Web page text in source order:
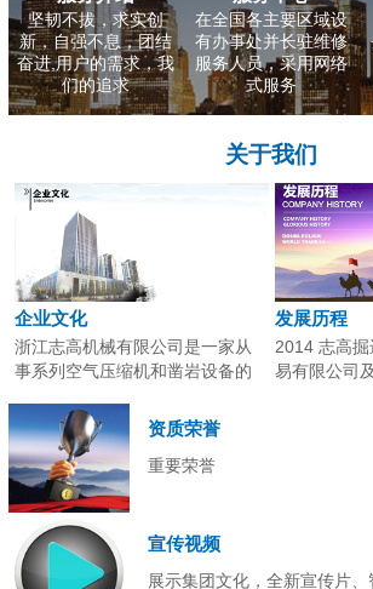
坚韧不拔，求实创
新，自强不息，团结
奋进,用户的需求，我
们的追求
在全国各主要区域设
有办事处并长驻维修
服务人员，采用网络
式服务
关于我们
企业文化
浙江志高机械有限公司是一家从
事系列空气压缩机和凿岩设备的
的专业机构。产品广泛应用于工
业气源、各类矿山开采和工程项
目建设。企业以技术开发为核
心，...
发展历程
2014 志高掘
易有限公司
资质荣誉
重要荣誉
宣传视频
展示集团文化，全新宣传片